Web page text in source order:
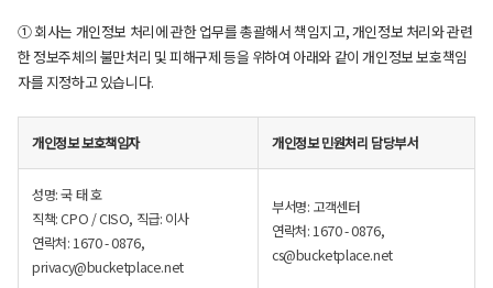
① 회사는 개인정보 처리에 관한 업무를 총괄해서 책임지고, 개인정보 처리와 관련
한 정보주체의 불만처리 및 피해구제 등을 위하여 아래와 같이 개인정보 보호책임
자를 지정하고 있습니다.
개인정보 보호책임자 개인정보 민원처리 담당부서
성명: 국 태 호
직책: CPO / CISO, 직급: 이사
연락처: 1670 - 0876,
privacy@bucketplace.net
부서명: 고객센터
연락처: 1670 - 0876,
cs@bucketplace.net